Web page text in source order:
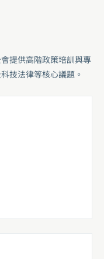
提供高階政策培訓與專
技法律等核心議題。